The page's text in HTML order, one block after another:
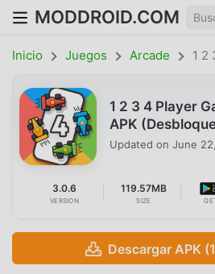
MODDROID.COM
Inicio Juegos Arcade 1 2
1 2 3 4 Player
APK
Updated on June
3.0.6
VERSION
119.57MB
SIZE
Descargar APK